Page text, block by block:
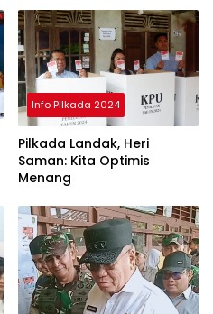
Info Pilkada 2024
Pilkada Landak, Heri
Saman: Kita Optimis
Menang